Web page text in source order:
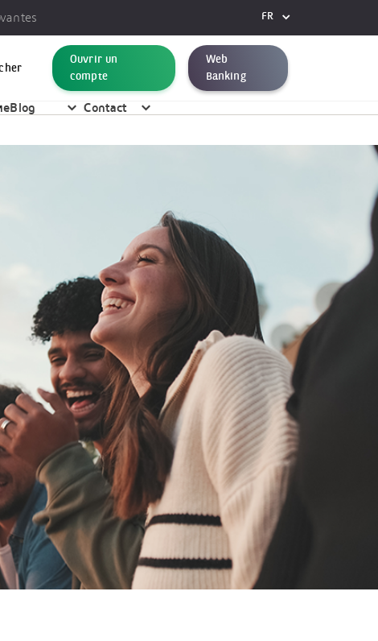
FR
FR
EN
Ouvrir un
compte
Web
Banking
Blog Contact